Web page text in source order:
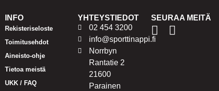
INFO
Rekisteriseloste
Toimitusehdot
Aineisto-ohje
Tietoa meistä
UKK / FAQ
YHTEYSTIEDOT
02 454 3200
info@sporttinappi.fi
Norrbyn
Rantatie 2
21600
Parainen
SEURAA MEITÄ